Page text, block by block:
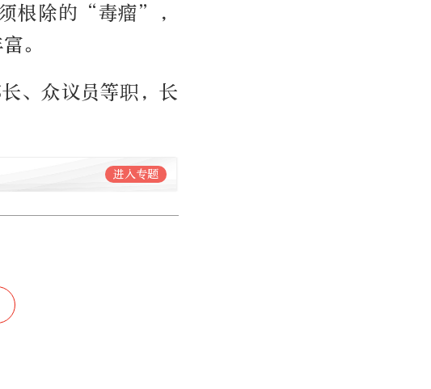
根除的“毒瘤”，
。
、众议员等职，长
进入专题